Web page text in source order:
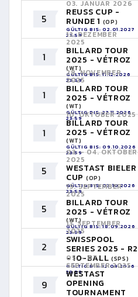
5
03. JANUAR 2026
REUSS CUP -
RUNDE 1 (OP)
GÜLTIG BIS: 02.01.2027
23:59
1
12. DEZEMBER
2025
BILLARD TOUR
2025 - VÉTROZ
(WT)
GÜLTIG BIS: 11.12.2026
23:59
1
28. NOVEMBER
2025
BILLARD TOUR
2025 - VÉTROZ
(WT)
GÜLTIG BIS: 27.11.2026
23:59
1
10. OKTOBER 2025
BILLARD TOUR
2025 - VÉTROZ
(WT)
GÜLTIG BIS: 09.10.2026
23:59
5
03. - 04. OKTOBER
2025
WESTAST BIELER
CUP (OP)
GÜLTIG BIS: 03.10.2026
23:59
5
19. SEPTEMBER
2025
BILLARD TOUR
2025 - VÉTROZ
(WT)
GÜLTIG BIS: 18.09.2026
23:59
2
13. SEPTEMBER
2025
SWISSPOOL
SERIES 2025 - R2
- 10-BALL (SPS)
GÜLTIG BIS: 12.09.2026
23:59
9
05. - 07.
SEPTEMBER 2025
WESTAST
OPENING
TOURNAMENT